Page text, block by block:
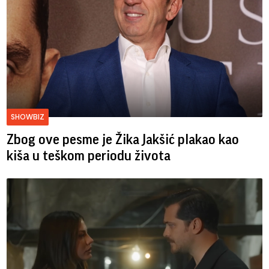
SHOWBIZ
Zbog ove pesme je Žika Jakšić plakao kao
kiša u teškom periodu života